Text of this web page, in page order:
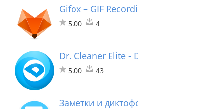
Gifox – GIF Recording & Shari…
5.00 4
Dr. Cleaner Elite - Disk, Memory,
5.00 43
Заметки и диктофон - запись